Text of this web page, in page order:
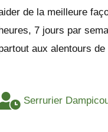
de la meilleure
7 jours par
aux alentours de
Serrurier